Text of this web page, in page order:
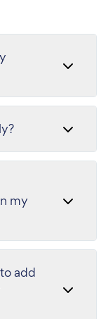
my
add